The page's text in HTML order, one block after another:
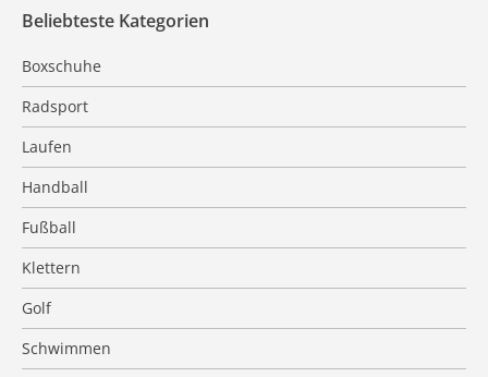
Beliebteste Kategorien
Boxschuhe
Radsport
Laufen
Handball
Fußball
Klettern
Golf
Schwimmen